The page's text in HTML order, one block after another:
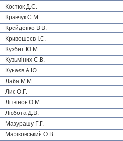
Костюк Д.С.
Кравчук Є.М.
Крейденко В.В.
Кривошеєв І.С.
Кузбит Ю.М.
Кузьміних С.В.
Кунаєв А.Ю.
Лаба М.М.
Лис О.Г.
Літвінов О.М.
Любота Д.В.
Мазурашу Г.Г.
Маріковський О.В.